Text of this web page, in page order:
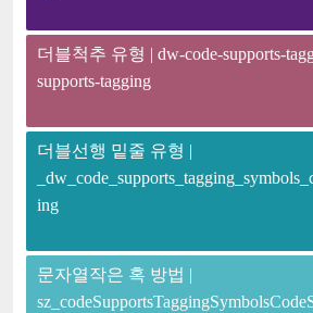
더블척추 유형 | dw-code-supports-
supports-tagging
더블선행 밑줄 유형 |
ing
문자열작은 혹 방법 |